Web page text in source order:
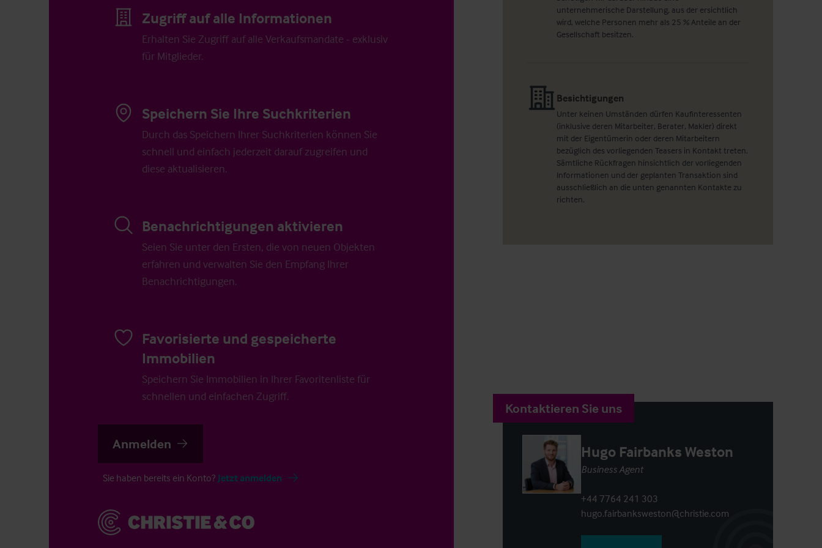
Zugriff auf alle Informationen
Erhalten Sie Zugriff auf alle Verkaufsmandate - exklusiv
für Mitglieder.
Speichern Sie Ihre Suchkriterien
Durch das Speichern Ihrer Suchkriterien können Sie
schnell und einfach jederzeit darauf zugreifen und
diese aktualisieren.
Benachrichtigungen aktivieren
Seien Sie unter den Ersten, die von neuen Objekten
erfahren und verwalten Sie den Empfang Ihrer
Benachrichtigungen.
Favorisierte und gespeicherte
Immobilien
Speichern Sie Immobilien in Ihrer Favoritenliste für
schnellen und einfachen Zugriff.
Anmelden
Sie haben bereits ein Konto? Jetzt anmelden
unternehmerische Darstellung, aus der ersichtlich
wird, welche Personen mehr als 25 % Anteile an der
Gesellschaft besitzen.
Besichtigungen
Unter keinen Umständen dürfen Kaufinteressenten
(inklusive deren Mitarbeiter, Berater, Makler) direkt
mit der Eigentümerin oder deren Mitarbeitern
bezüglich des vorliegenden Teasers in Kontakt treten.
Sämtliche Rückfragen hinsichtlich der vorliegenden
Informationen und der geplanten Transaktion sind
ausschließlich an die unten genannten Kontakte zu
richten.
Kontaktieren Sie uns
Hugo Fairbanks Weston
Business Agent
+44 7764 241 303
hugo.fairbanksweston@christie.com